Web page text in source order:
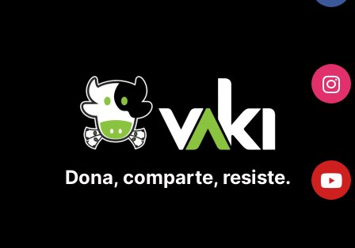
Dona, comparte, resiste.